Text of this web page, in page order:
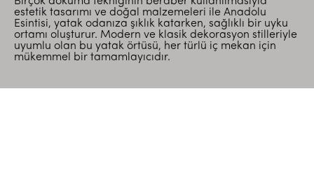
estetik tasarımı ve doğal malzemeleri ile Anadolu
Esintisi, yatak odanıza şıklık katarken, sağlıklı bir uyku
ortamı oluşturur. Modern ve klasik dekorasyon stilleriyle
uyumlu olan bu yatak örtüsü, her türlü iç mekan için
mükemmel bir tamamlayıcıdır.